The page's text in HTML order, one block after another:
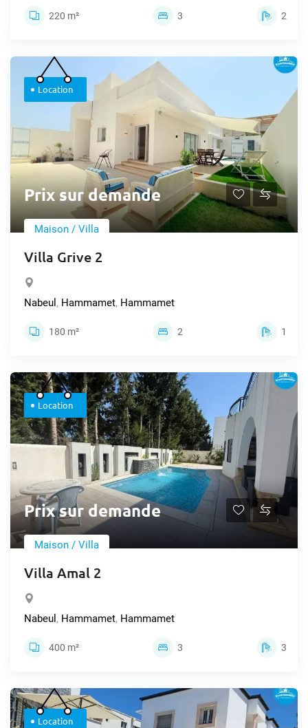
220 m² 3 2
Location
Prix sur demande
Maison / Villa
Villa Grive 2
Nabeul , Hammamet, Hammamet
180 m² 2 1
Location
Prix sur demande
Maison / Villa
Villa Amal 2
Nabeul , Hammamet, Hammamet
400 m² 3 3
Location